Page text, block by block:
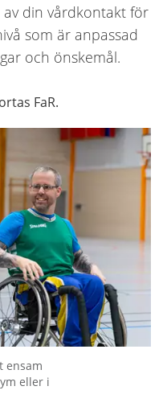
din vårdkontakt för
som är anpassad
och önskemål.
FaR.
ensam
eller i